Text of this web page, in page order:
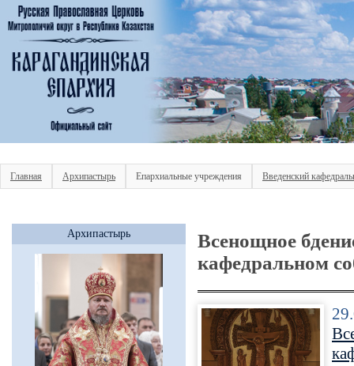
Главная Архипастырь Епархиальные учреждения Введенский
Архипастырь
Всенощное
кафедральном